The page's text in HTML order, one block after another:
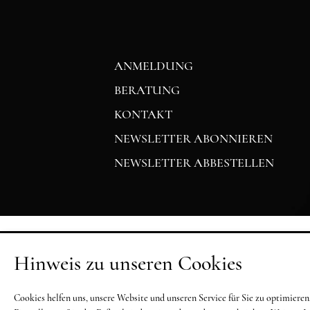
ANMELDUNG
BERATUNG
KONTAKT
NEWSLETTER ABONNIEREN
NEWSLETTER ABBESTELLEN
Hinweis zu unseren Cookies
Cookies helfen uns, unsere Website und unseren Service für Sie zu